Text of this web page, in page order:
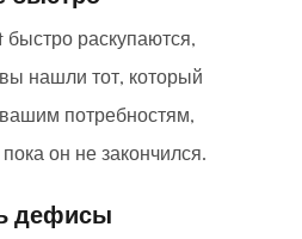
раскупаются,
нашли тот, который
вашим потребностям,
он не закончился.
дефисы